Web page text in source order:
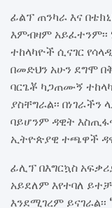
ፊልፕ ጠንካራ እና
እምብዛም አይፈተንም፡፡
ተከላካዮች ሲናገር
በመድህን አሁን ደግሞ
ባርጌቾ ካጋጠሙኝ
ያስቸግራል፡፡ በነገራችን
ባይሆንም ዳዊት
ኢትዮጵያዊ ተጫዋች
ፊሊፕ በእግርኳስ
አይደለም እየተባለ
እንደሚገረም ይናገራል፡፡